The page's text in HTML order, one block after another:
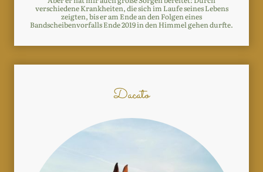
verschiedene Krankheiten, die sich im Laufe seines Lebens
zeigten, bis er am Ende an den Folgen eines
Bandscheibenvorfalls Ende 2019 in den Himmel gehen durfte.
Dacato